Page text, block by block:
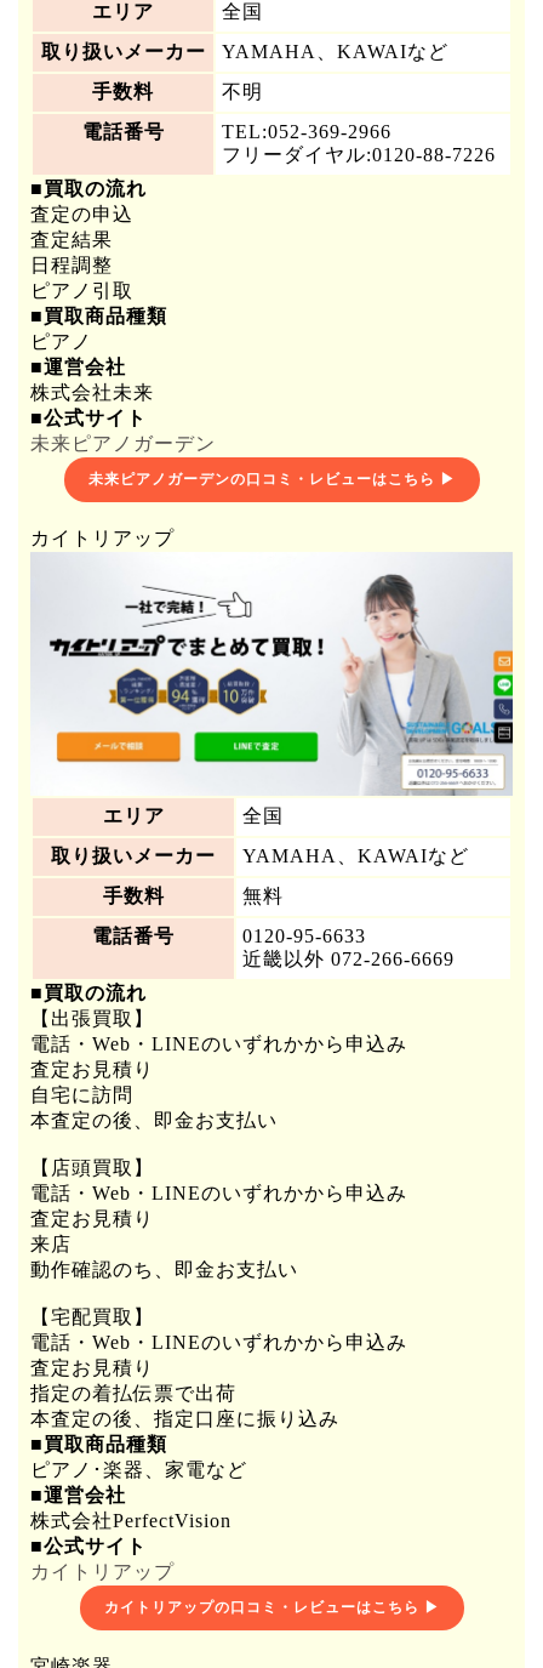
エリア
全国
取り扱いメーカー
YAMAHA、KAWAIなど
手数料
不明
電話番号
TEL:052-369-2966
フリーダイヤル:0120-88-7226
■買取の流れ
査定の申込
査定結果
日程調整
ピアノ引取
■買取商品種類
ピアノ
■運営会社
株式会社未来
■公式サイト
未来ピアノガーデン
未来ピアノガーデンの口コミ・レビューはこちら ▶
カイトリアップ
エリア
全国
取り扱いメーカー
YAMAHA、KAWAIなど
手数料
無料
電話番号
0120-95-6633
近畿以外 072-266-6669
■買取の流れ
【出張買取】
電話・Web・LINEのいずれかから申込み
査定お見積り
自宅に訪問
本査定の後、即金お支払い
【店頭買取】
電話・Web・LINEのいずれかから申込み
査定お見積り
来店
動作確認のち、即金お支払い
【宅配買取】
電話・Web・LINEのいずれかから申込み
査定お見積り
指定の着払伝票で出荷
本査定の後、指定口座に振り込み
■買取商品種類
ピアノ･楽器、家電など
■運営会社
株式会社PerfectVision
■公式サイト
カイトリアップ
カイトリアップの口コミ・レビューはこちら ▶